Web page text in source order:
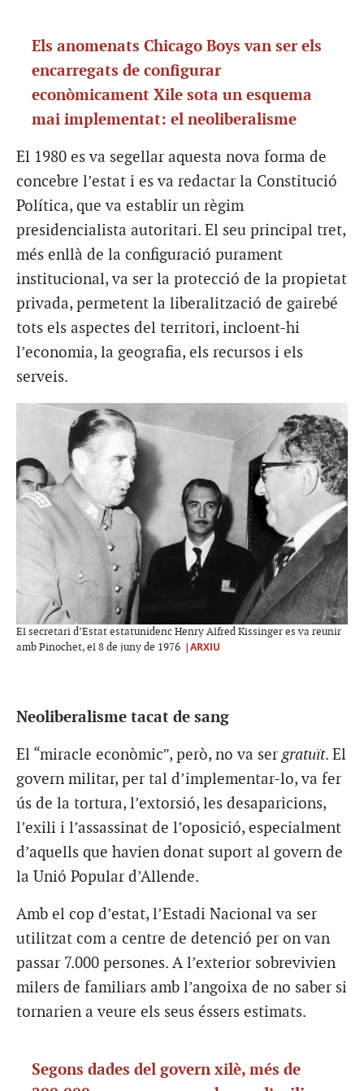
Els anomenats Chicago Boys van ser els
encarregats de configurar
econòmicament Xile sota un esquema
mai implementat: el neoliberalisme
El 1980 es va segellar aquesta nova forma de
concebre l’estat i es va redactar la Constitució
Política, que va establir un règim
presidencialista autoritari. El seu principal tret,
més enllà de la configuració purament
institucional, va ser la protecció de la propietat
privada, permetent la liberalització de gairebé
tots els aspectes del territori, incloent-hi
l’economia, la geografia, els recursos i els
serveis.
El secretari d’Estat estatunidenc Henry Alfred Kissinger es va reunir
amb Pinochet, el 8 de juny de 1976 |ARXIU
Neoliberalisme tacat de sang
El “miracle econòmic”, però, no va sergratuït. El
govern militar, per tal d’implementar-lo, va fer
ús de la tortura, l’extorsió, les desaparicions,
l’exili i l’assassinat de l’oposició, especialment
d’aquells que havien donat suport al govern de
la Unió Popular d’Allende.
Amb el cop d’estat, l’Estadi Nacional va ser
utilitzat com a centre de detenció per on van
passar 7.000 persones. A l’exterior sobrevivien
milers de familiars amb l’angoixa de no saber si
tornarien a veure els seus éssers estimats.
Segons dades del govern xilè, més de